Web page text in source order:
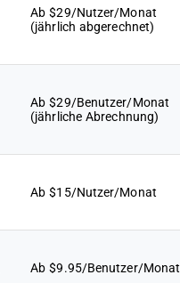
Ab $29/Nutzer/Monat
(jährlich abgerechnet)
Ab $29/Benutzer/Monat
(jährliche Abrechnung)
Ab $15/Nutzer/Monat
Ab $9.95/Benutzer/Monat